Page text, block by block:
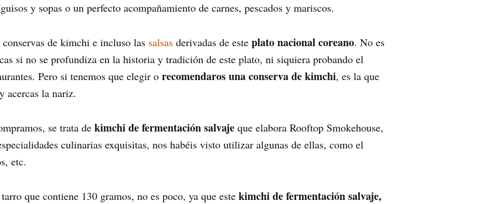
y sopas o un perfecto acompañamiento de carnes, pescados y mariscos.
de kimchi e incluso las salsas derivadas de este plato nacional coreano. No es
si no se profundiza en la historia y tradición de este plato, ni siquiera probando el
Pero si tenemos que elegir o recomendaros una conserva de kimchi, es la que
acercas la nariz.
se trata de kimchi de fermentación salvaje que elabora Rooftop Smokehouse,
culinarias exquisitas, nos habéis visto utilizar algunas de ellas, como el
etc.
que contiene 130 gramos, no es poco, ya que este kimchi de fermentación salvaje,